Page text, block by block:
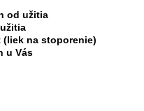
od užitia
(liek na stoporenie)
u Vás